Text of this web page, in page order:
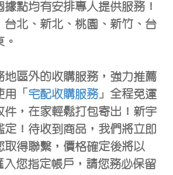
點均有安排專人提供服務！
台北、新北、桃園、新竹、台
地區外的收購服務，強力推薦
「 宅配收購服務 」全程免運
件，在家輕鬆打包寄出！新宇
！待收到商品，我們將立即
取得聯繫，價格確定後將以
入您指定帳戶，請您務必保留